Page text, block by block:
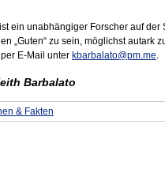
ein unabhängiger Forscher auf
„Guten“ zu sein, möglichst autark
E-Mail unter kbarbalato@pm.me.
Barbalato
& Fakten